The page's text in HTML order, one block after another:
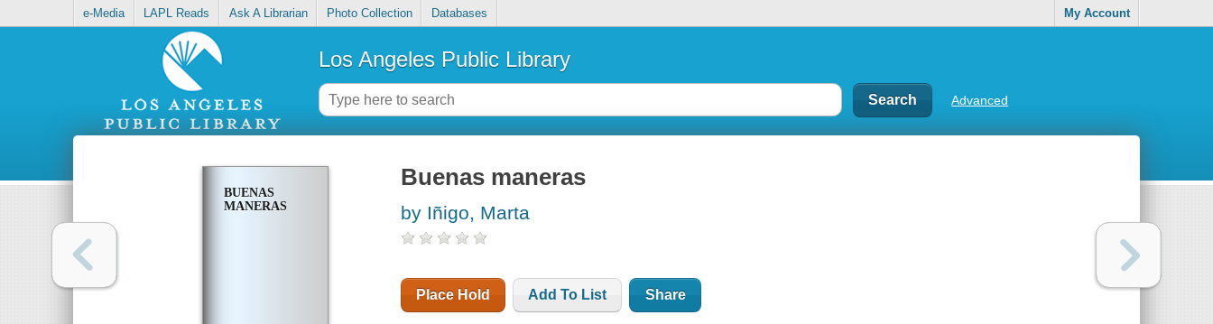
e-Media LAPL Reads Ask A Librarian Photo Collection Databases My Account
Los Angeles Public Library
Advanced
BUENAS
MANERAS
Buenas maneras
by Iñigo, Marta
Place Hold Add To List Share